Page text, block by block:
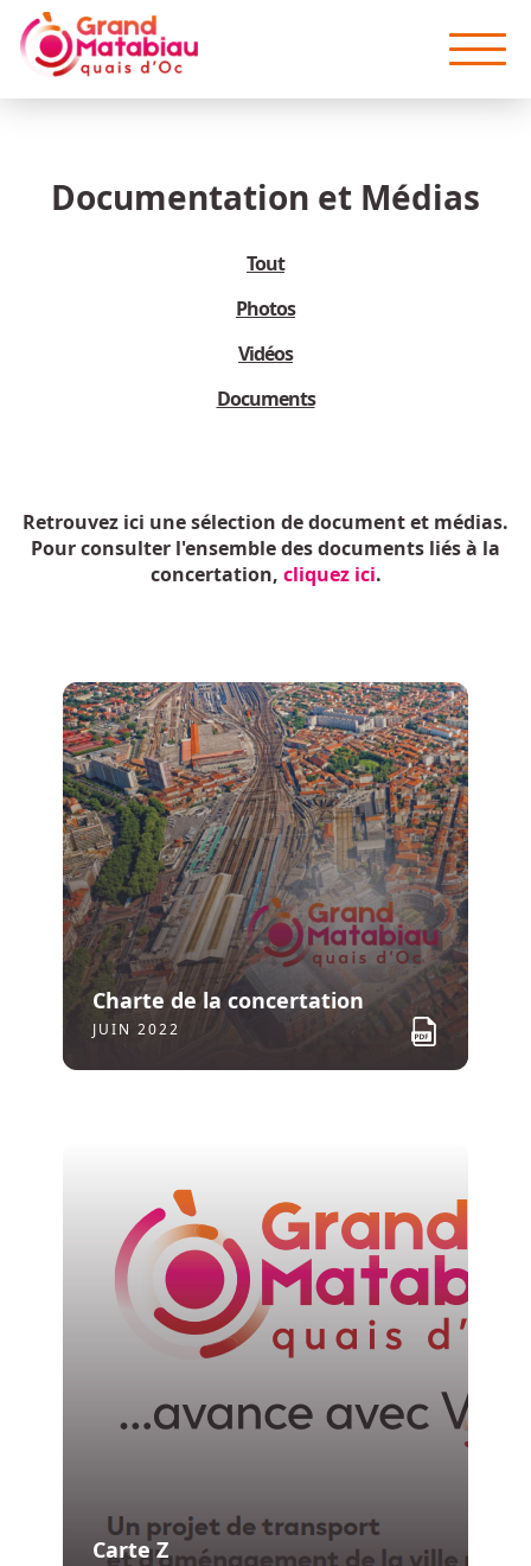
Aller au contenu principal
Documentation et Médias
Tout
Photos
Vidéos
Documents
Retrouvez ici une sélection de document et médias.
Pour consulter l'ensemble des documents liés à la
concertation, cliquez ici.
Flyer info travaux mai-aout-
2026-Av.Guichard
Charte de la concertation
JUIN 2022
Flyer info travaux réseaux Av de
Lyon
Carte Z